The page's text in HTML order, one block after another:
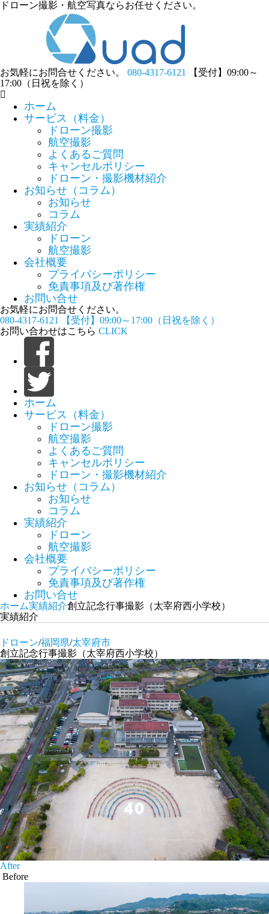
ドローン撮影・航空写真ならお任せください。
お気軽にお問合せください。 080-4317-6121
【受付】09:00～
17:00（日祝を除く）
ホーム
サービス（料金）
ドローン撮影
航空撮影
よくあるご質問
キャンセルポリシー
ドローン・撮影機材紹介
お知らせ（コラム）
お知らせ
コラム
実績紹介
ドローン
航空撮影
会社概要
プライバシーポリシー
免責事項及び著作権
お問い合せ
お気軽にお問合せください。
080-4317-6121
【受付】09:00～17:00（日祝を除く）
お問い合わせはこちら CLICK
ホーム
サービス（料金）
ドローン撮影
航空撮影
よくあるご質問
キャンセルポリシー
ドローン・撮影機材紹介
お知らせ（コラム）
お知らせ
コラム
実績紹介
ドローン
航空撮影
会社概要
プライバシーポリシー
免責事項及び著作権
お問い合せ
ホーム実績紹介創立記念行事撮影（太宰府西小学校）
実績紹介
ドローン/福岡県/太宰府市
創立記念行事撮影（太宰府西小学校）
After
Before